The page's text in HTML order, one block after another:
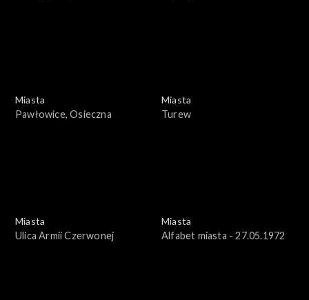
Miasta
Pawłowice, Osieczna
Miasta
Turew
Miasta
Ulica Armii Czerwonej
Miasta
Alfabet miasta - 27.05.1972